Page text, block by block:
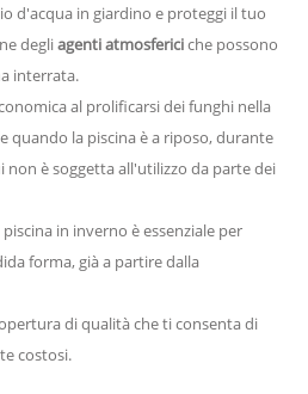
d'acqua in giardino e proteggi il tuo
degliagenti atmosfericiche possono
interrata.
al prolificarsi dei funghi nella
quando la piscina è a riposo, durante
non è soggetta all'utilizzo da parte dei
in inverno è essenziale per
forma, già a partire dalla
di qualità che ti consenta di
costosi.